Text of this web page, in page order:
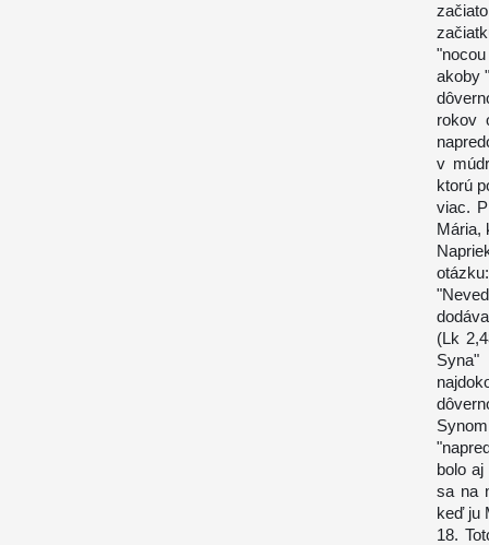
akoby
rokov
v
ktorú
viac.
Mária,
(Lk
Syna"
bolo
sa na
keď ju
18.